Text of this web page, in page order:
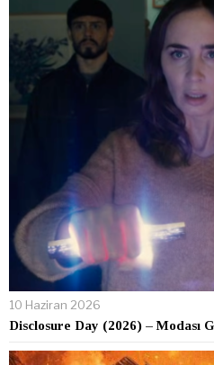
10 Haziran 2026
Disclosure Day (2026) – Modası